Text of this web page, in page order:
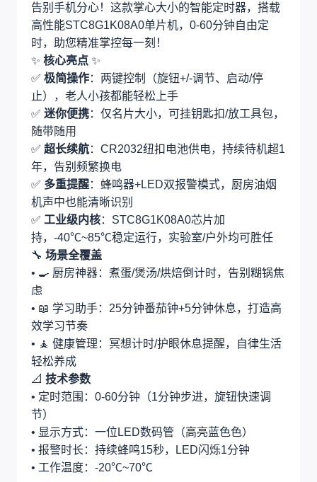
告别手机分心！这款掌心大小的智能定时器，搭载
高性能STC8G1K08A0单片机，0-60分钟自由定
时，助您精准掌控每一刻！
✨ ‌ 核心亮点 ‌ ✨
✅ ‌ 极简操作‌：两键控制（旋钮+/-调节、启动/停
止），老人小孩都能轻松上手
✅ ‌ 迷你便携‌：仅名片大小，可挂钥匙扣/放工具包，
随带随用
✅ ‌ 超长续航‌：CR2032纽扣电池供电，持续待机超1
年，告别频繁换电
✅ ‌ 多重提醒‌：蜂鸣器+LED双报警模式，厨房油烟
机声中也能清晰识别
✅ ‌ 工业级内核‌：STC8G1K08A0芯片加
持，-40℃~85℃稳定运行，实验室/户外均可胜任
🔧 ‌ 场景全覆盖
• 🍳 厨房神器：煮蛋/煲汤/烘焙倒计时，告别糊锅焦
虑
• 📖 学习助手：25分钟番茄钟+5分钟休息，打造高
效学习节奏
• 🧘 健康管理：冥想计时/护眼休息提醒，自律生活
轻松养成
📐 ‌ 技术参数
• 定时范围：0-60分钟（1分钟步进，旋钮快速调
节）
• 显示方式：一位LED数码管（高亮蓝色色）
• 报警时长：持续蜂鸣15秒，LED闪烁1分钟
• 工作温度：-20℃~70℃